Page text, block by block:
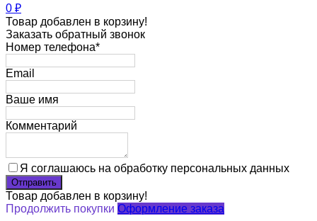
0 ₽
Товар добавлен в корзину!
Заказать обратный звонок
Номер телефона*
Email
Ваше имя
Комментарий
Я соглашаюсь на обработку персональных данных
Товар добавлен в корзину!
Продолжить покупки Оформление заказа